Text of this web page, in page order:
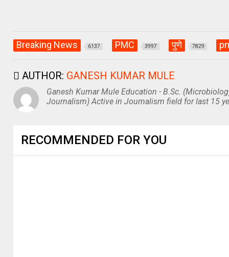
Breaking News 6137 PMC 3997 पुणे 7829
AUTHOR: GANESH KUMAR MULE
Ganesh Kumar Mule Education - B.Sc.
Journalism) Active in Journalism field for last 15
RECOMMENDED FOR YOU